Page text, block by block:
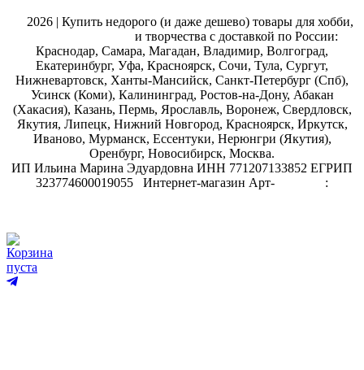
2026 | Купить недорого (и даже дешево) товары для хобби,
и творчества с доставкой по России:
Краснодар, Самара, Магадан, Владимир, Волгоград,
Екатеринбург, Уфа, Красноярск, Сочи, Тула, Сургут,
Нижневартовск, Ханты-Мансийск, Санкт-Петербург (Спб),
Усинск (Коми), Калининград, Ростов-на-Дону, Абакан
(Хакасия), Казань, Пермь, Ярославль, Воронеж, Свердловск,
Якутия, Липецк, Нижний Новгород, Красноярск, Иркутск,
Иваново, Мурманск, Ессентуки, Нерюнгри (Якутия),
Оренбург, Новосибирск, Москва.
ИП Ильина Марина Эдуардовна ИНН 771207133852 ЕГРИП
323774600019055
Интернет-магазин Арт-
:
Корзина
пуста